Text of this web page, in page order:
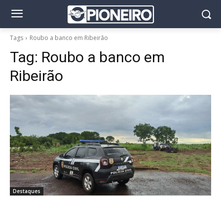
Tags Roubo a banco em Ribeirão
Tag: Roubo a banco em
Ribeirão
Destaques